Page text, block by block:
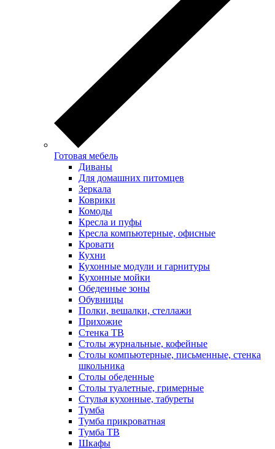
Готовая мебель
Диваны
Для домашних питомцев
Зеркала
Коврики
Комоды
Кресла и пуфы
Кресла компьютерные, офисные
Кровати
Кухни
Кухонные модули и гарнитуры
Кухонные мойки
Обеденные зоны
Обувницы
Полки, вешалки, стеллажи
Прихожие
Стенка ТВ
Столы журнальные, кофейные
Столы компьютерные, письменные, стенка
школьника
Столы обеденные
Столы туалетные, гримерные
Стулья кухонные, табуреты
Тумба
Тумба прикроватная
Тумба ТВ
Шкафы